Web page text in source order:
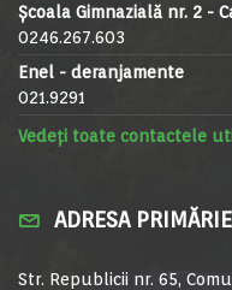
Școala Gimnazială nr. 2 -
0246.267.603
Enel - deranjamente
021.9291
Vedeți toate contactele
ADRESA
Str. Republicii nr. 65,